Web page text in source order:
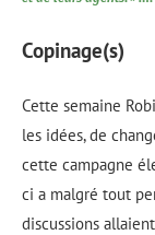
Copinage(s)
Cette semaine
les idées, de
cette campagne
ci a malgré tout
discussions